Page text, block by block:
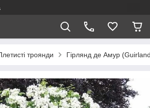
троянди Гірлянд де Амур